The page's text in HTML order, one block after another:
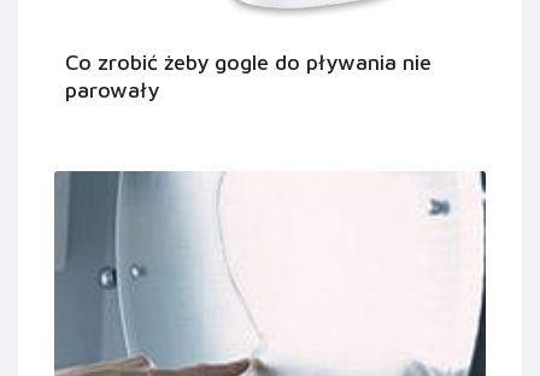
Co zrobić żeby gogle do pływania nie
parowały